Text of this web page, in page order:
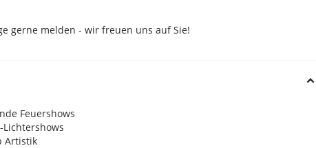
gerne melden - wir freuen uns auf Sie!
Feuershows
Artistik